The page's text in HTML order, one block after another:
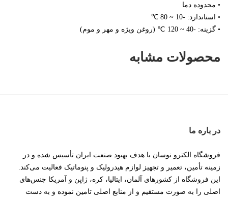
• محدوده دما
• استاندارد: -10 ~ 80 ℃
• گزینه: -40 ~ 120 ℃ (روغن ویژه و مهر و موم)
محصولات مشابه
در باره ما
فروشگاه الکترو نوسان با هدف بهبود صنعت ایران تأسیس شده و در
زمینه تأمین، تعمیر و تجهیز لوازم هیدرولیک و پنوماتیک فعالیت می‌کند.
این فروشگاه از کشورهای آلمان، ایتالیا، کره، ژاپن و آمریکا جنس‌های
اصلی را به صورت مستقیم و از منابع اصلی تامین نموده و به دست